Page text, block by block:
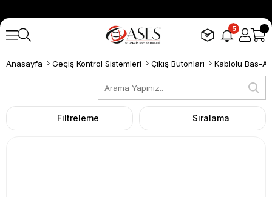
5
Anasayfa Geçiş Kontrol Sistemleri Çıkış Butonları Kablolu Bas-
Filtreleme Sıralama